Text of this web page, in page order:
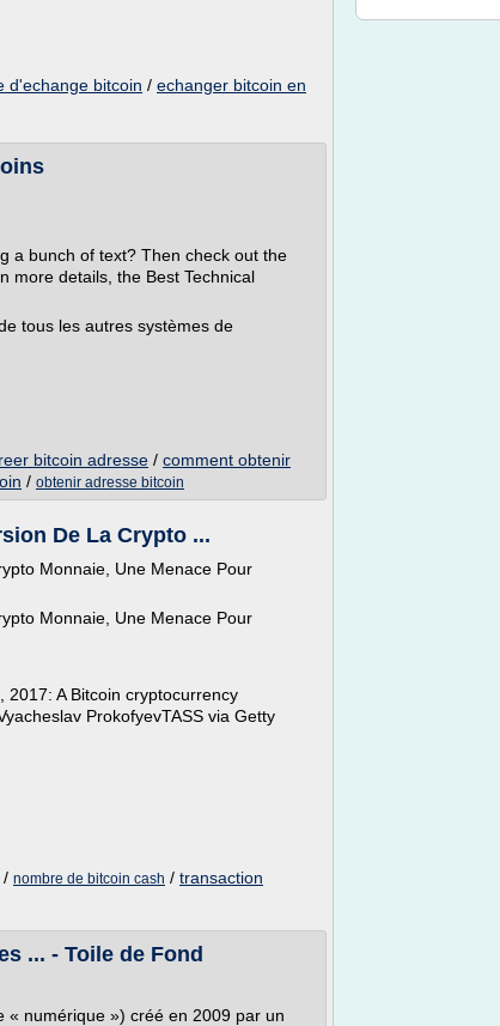
d'echange bitcoin / echanger bitcoin en
a bunch of text? Then check out the
more details, the Best Technical
tous les autres systèmes de
bitcoin adresse / comment obtenir
/ obtenir adresse bitcoin
De La Crypto ...
Monnaie, Une Menace Pour
Monnaie, Une Menace Pour
2017: A Bitcoin cryptocurrency
ProkofyevTASS via Getty
/ nombre de bitcoin cash / transaction
... - Toile de Fond
« numérique ») créé en 2009 par un